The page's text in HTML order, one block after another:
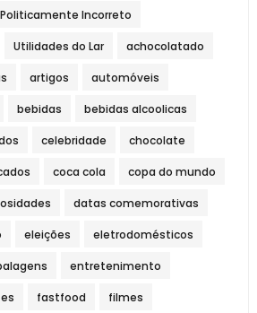
Politicamente Incorreto
Utilidades do Lar achocolatado
artigos automóveis
bebidas bebidas alcoolicas
celebridade chocolate
coca cola copa do mundo
datas comemorativas
eleições eletrodomésticos
entretenimento
fastfood filmes